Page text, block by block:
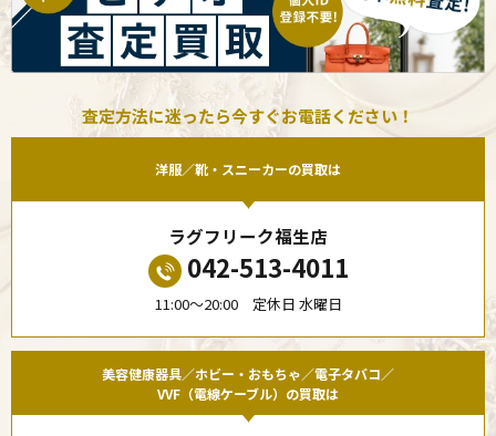
査定方法に迷ったら今すぐお電話ください！
洋服／靴・スニーカーの買取は
ラグフリーク福生店
042-513-4011
11:00〜20:00 定休日 水曜日
美容健康器具／ホビー・おもちゃ／電子タバコ／
VVF（電線ケーブル）の買取は